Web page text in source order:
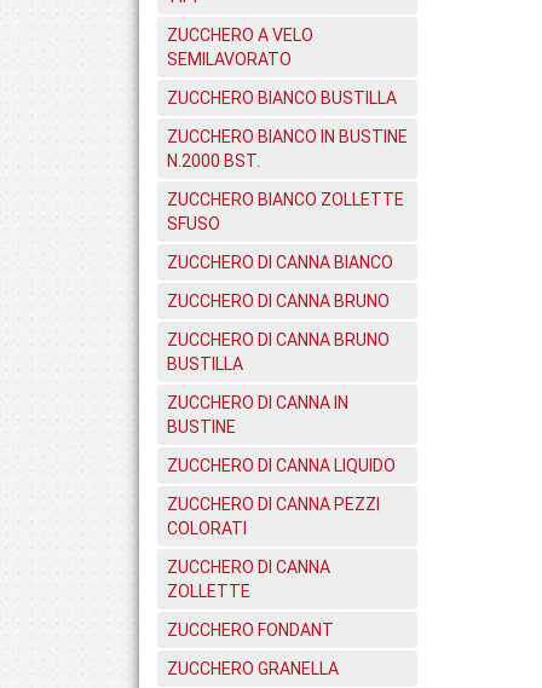
ZUCCHERO A VELO
SEMILAVORATO
ZUCCHERO BIANCO BUSTILLA
ZUCCHERO BIANCO IN BUSTINE
N.2000 BST.
ZUCCHERO BIANCO ZOLLETTE
SFUSO
ZUCCHERO DI CANNA BIANCO
ZUCCHERO DI CANNA BRUNO
ZUCCHERO DI CANNA BRUNO
BUSTILLA
ZUCCHERO DI CANNA IN
BUSTINE
ZUCCHERO DI CANNA LIQUIDO
ZUCCHERO DI CANNA PEZZI
COLORATI
ZUCCHERO DI CANNA
ZOLLETTE
ZUCCHERO FONDANT
ZUCCHERO GRANELLA